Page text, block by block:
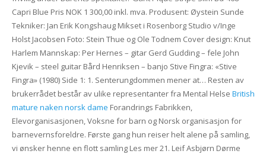
Capri Blue Pris NOK 1 300,00 inkl. mva. Produsent: Øystein Sunde
Tekniker: Jan Erik Kongshaug Mikset i Rosenborg Studio v/Inge
Holst Jacobsen Foto: Stein Thue og Ole Todnem Cover design: Knut
Harlem Mannskap: Per Hernes – gitar Gerd Gudding – fele John
Kjevik – steel guitar Bård Henriksen – banjo Stive Fingra: «Stive
Fingra» (1980) Side 1: 1. Senterungdommen mener at… Resten av
brukerrådet består av ulike representanter fra Mental Helse British
mature naken norsk dame Forandrings Fabrikken,
Elevorganisasjonen, Voksne for barn og Norsk organisasjon for
barnevernsforeldre. Første gang hun reiser helt alene på samling,
vi ønsker henne en flott samling Les mer 21. Leif Asbjørn Dørme